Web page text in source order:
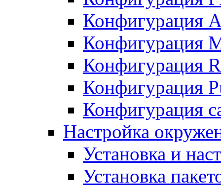
Конфигурация
Конфигурация
Конфигурация
Конфигурация
Конфигурация
Настройка
Установка и
Установка